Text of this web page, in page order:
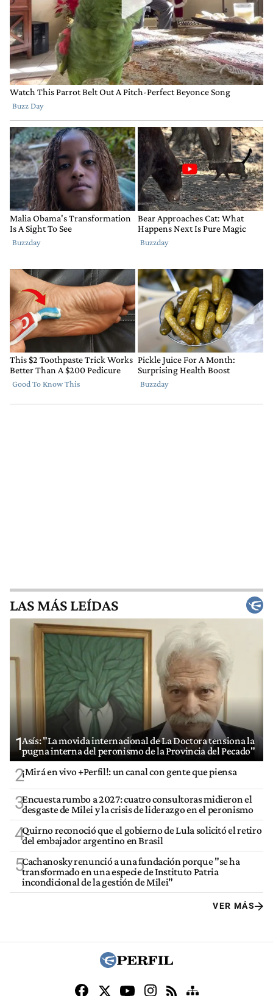
LAS MÁS LEÍDAS
1Asís: "La movida internacional de La Doctora tensiona la
pugna interna del peronismo de la Provincia del Pecado"
2¡Mirá en vivo +Perfil!: un canal con gente que piensa
3Encuesta rumbo a 2027: cuatro consultoras midieron el
desgaste de Milei y la crisis de liderazgo en el peronismo
4Quirno reconoció que el gobierno de Lula solicitó el retiro
del embajador argentino en Brasil
5Cachanosky renunció a una fundación porque "se ha
transformado en una especie de Instituto Patria
incondicional de la gestión de Milei"
VER MÁS